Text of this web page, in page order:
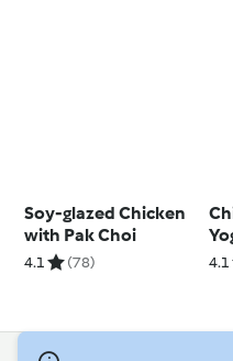
Soy-glazed Chicken
with Pak Choi
4.1 (78) 4.1